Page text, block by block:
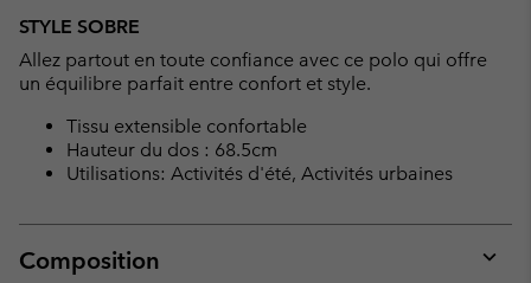
STYLE SOBRE
Allez partout en toute confiance avec ce polo qui offre
un équilibre parfait entre confort et style.
Tissu extensible confortable
Hauteur du dos : 68.5cm
Utilisations: Activités d'été, Activités urbaines
Composition